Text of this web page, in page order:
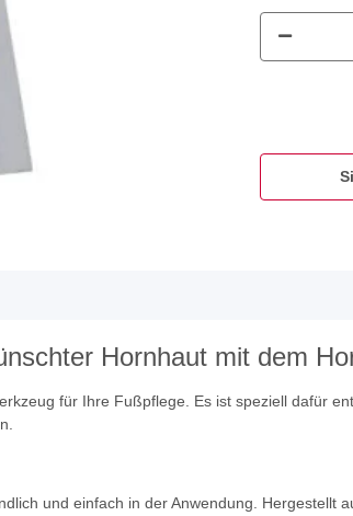
Hornhaut mit dem
für Ihre Fußpflege. Es ist speziell dafür
und einfach in der Anwendung. Hergestellt